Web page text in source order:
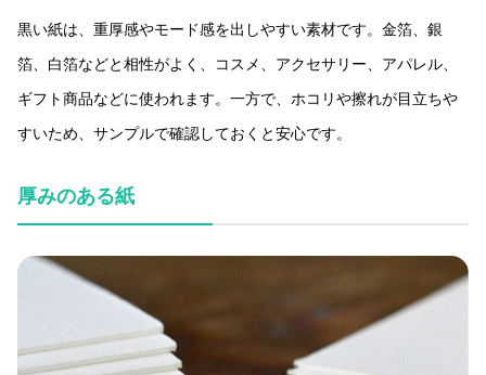
黒い紙は、重厚感やモード感を出しやすい素材です。金箔、銀
箔、白箔などと相性がよく、コスメ、アクセサリー、アパレル、
ギフト商品などに使われます。一方で、ホコリや擦れが目立ちや
すいため、サンプルで確認しておくと安心です。
厚みのある紙